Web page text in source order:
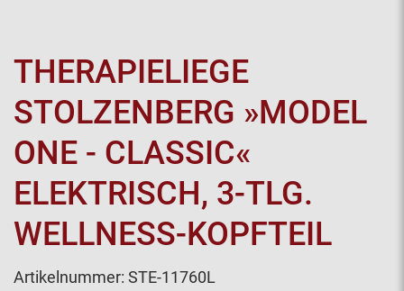
THERAPIELIEGE
STOLZENBERG »MODEL
ONE - CLASSIC«
ELEKTRISCH, 3-TLG.
WELLNESS-KOPFTEIL
Artikelnummer: STE-11760L